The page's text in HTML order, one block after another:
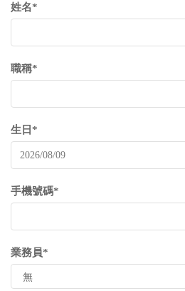
姓名*
職稱*
生日*
手機號碼*
業務員*